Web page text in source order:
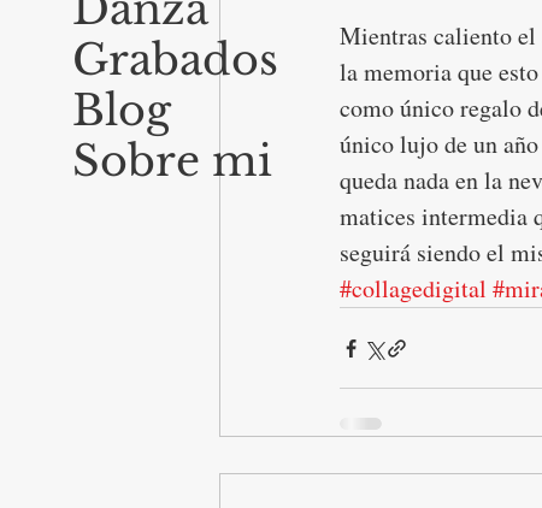
Grabados
Blog
Sobre mi
Mientras caliento el
la memoria que
como único regalo
único lujo de un
queda nada en la
matices intermedia
seguirá siendo el
#collagedigital